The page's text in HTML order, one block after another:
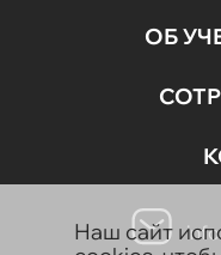
ОБ
Наш сайт